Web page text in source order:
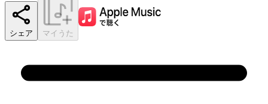
シェア マイうた